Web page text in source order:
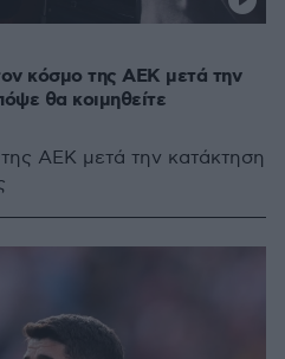
κόσμο της ΑΕΚ μετά την
θα κοιμηθείτε
ΑΕΚ μετά την κατάκτηση